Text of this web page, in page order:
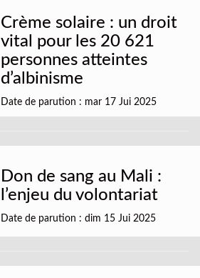
Crème solaire : un droit
vital pour les 20 621
personnes atteintes
d’albinisme
Date de parution : mar 17 Jui 2025
Don de sang au Mali :
l’enjeu du volontariat
Date de parution : dim 15 Jui 2025